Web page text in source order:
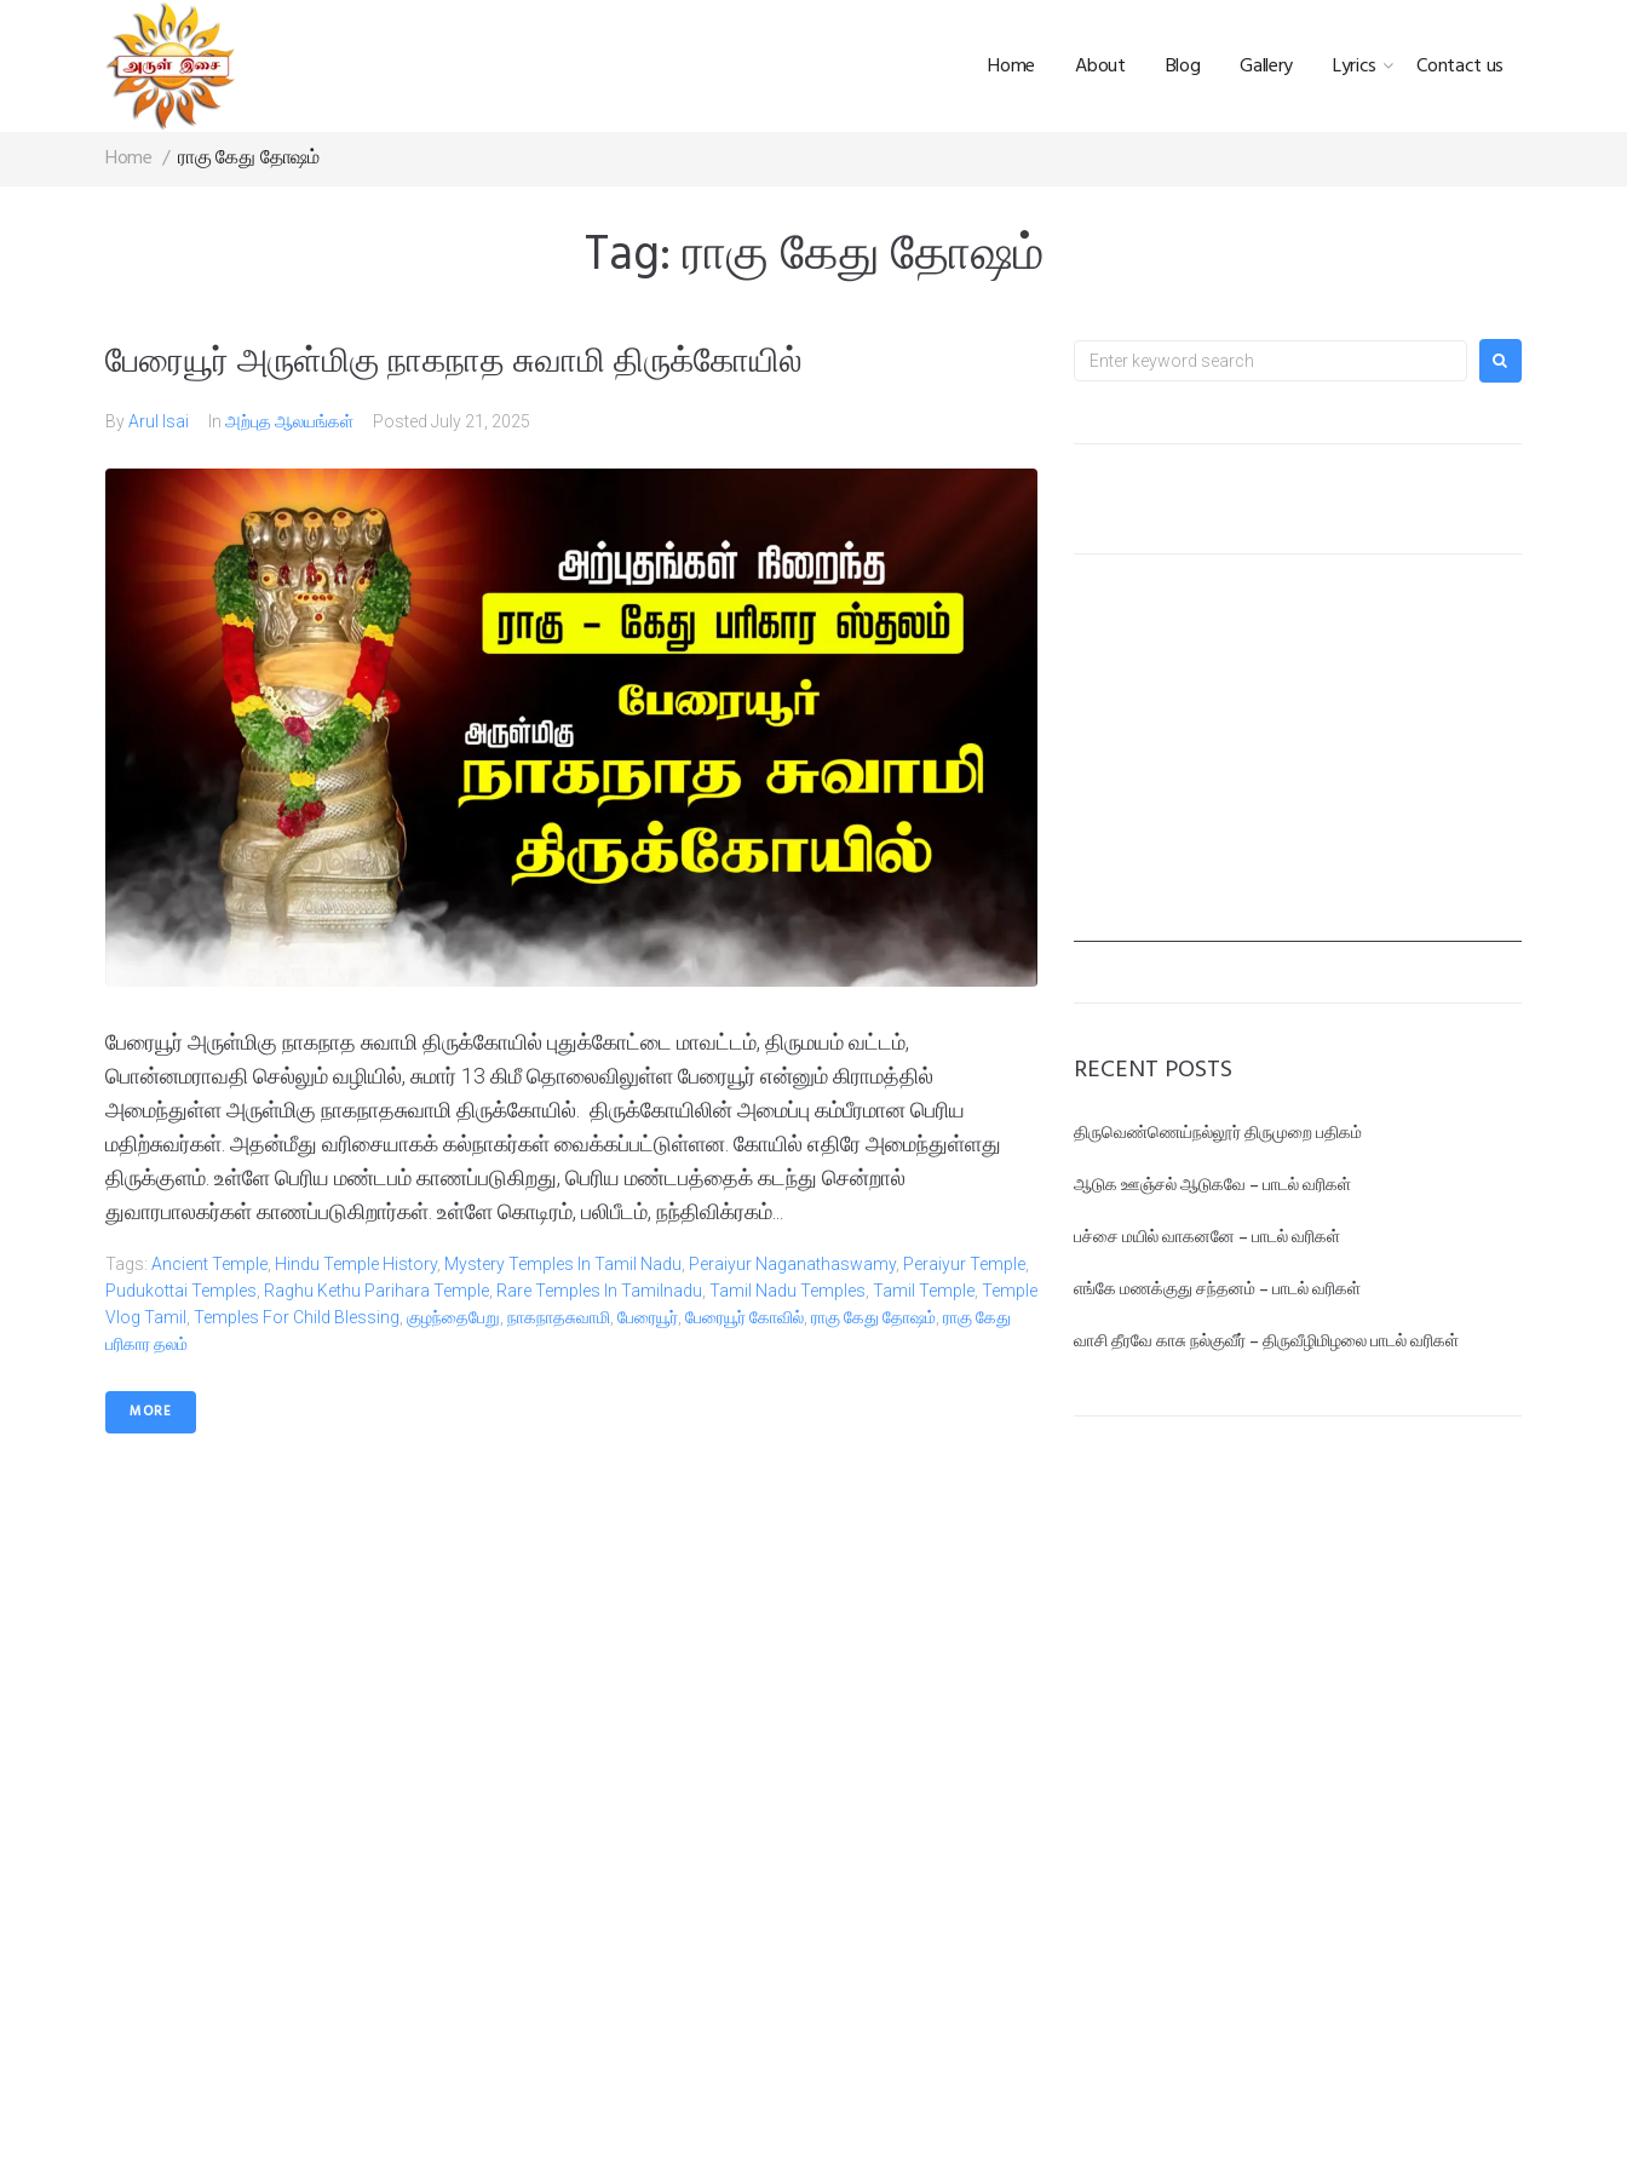
Home About Blog Gallery Lyrics Contact us
Home / ராகு கேது தோஷம்
Tag:ராகு கேது தோஷம்
பேரையூர் அருள்மிகு நாகநாத சுவாமி திருக்கோயில்
ByArul Isai In அற்புத ஆலயங்கள் Posted July 21, 2025
பேரையூர் அருள்மிகு நாகநாத சுவாமி திருக்கோயில் புதுக்கோட்டை மாவட்டம், திருமயம் வட்டம்,
பொன்னமராவதி செல்லும் வழியில், சுமார் 13 கிமீ தொலைவிலுள்ள பேரையூர் என்னும் கிராமத்தில்
அமைந்துள்ள அருள்மிகு நாகநாதசுவாமி திருக்கோயில். திருக்கோயிலின் அமைப்பு கம்பீரமான பெரிய
மதிற்சுவர்கள். அதன்மீது வரிசையாகக் கல்நாகர்கள் வைக்கப்பட்டுள்ளன. கோயில் எதிரே அமைந்துள்ளது
திருக்குளம். உள்ளே பெரிய மண்டபம் காணப்படுகிறது, பெரிய மண்டபத்தைக் கடந்து சென்றால்
துவாரபாலகர்கள் காணப்படுகிறார்கள். உள்ளே கொடிரம், பலிபீடம், நந்திவிக்ரகம்...
Tags: Ancient Temple Hindu Temple History, Mystery Temples In Tamil Nadu Peraiyur Naganathaswamy, Peraiyur Temple
Pudukottai Temples Raghu Kethu Parihara Temple Rare Temples In Tamilnadu Tamil Nadu Temples Tamil Temple Temple
Vlog Tamil
Temples For Child Blessing குழந்தைபேறு நாகநாதசுவாமி பேரையூர் பேரையூர் கோவில் ராகு கேது தோஷம் ராகு கேது
பரிகார தலம்
MORE
RECENT POSTS
திருவெண்ணெய்நல்லூர் திருமுறை பதிகம்
ஆடுக ஊஞ்சல் ஆடுகவே – பாடல் வரிகள்
பச்சை மயில் வாகனனே – பாடல் வரிகள்
எங்கே மண‌க்குது சந்தனம் – பாடல் வரிகள்
வாசி தீரவே காசு நல்குவீர் – திருவீழிமிழலை பாடல் வரிகள்